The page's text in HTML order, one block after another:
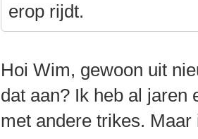
erop rijdt.
Hoi Wim, gewoon uit
dat aan? Ik heb al jaren
met andere trikes.